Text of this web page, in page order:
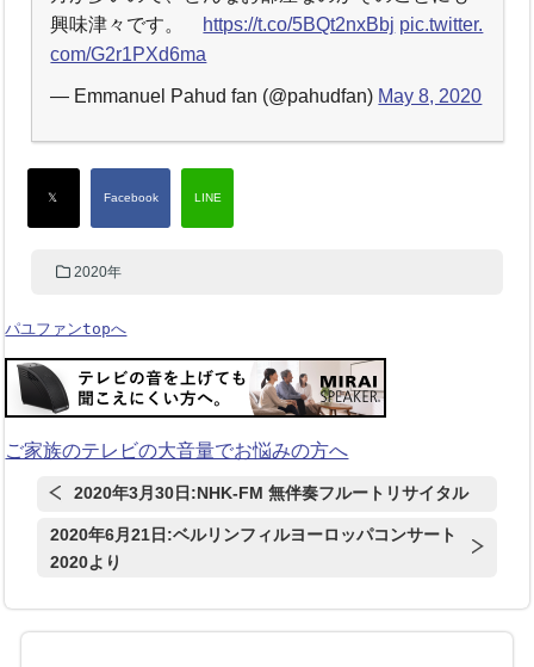
興味津々です。 https://t.co/5BQt2nxBbj pic.twitter.
com/G2r1PXd6ma
— Emmanuel Pahud fan (@pahudfan) May 8, 2020
2020年
パユファンtopへ
ご家族のテレビの大音量でお悩みの方へ
2020年3月30日:NHK-FM 無伴奏フルートリサイタル
2020年6月21日:ベルリンフィルヨーロッパコンサート
2020より